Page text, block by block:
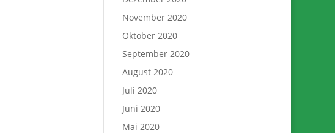
November 2020
Oktober 2020
September 2020
August 2020
Juli 2020
Juni 2020
Mai 2020